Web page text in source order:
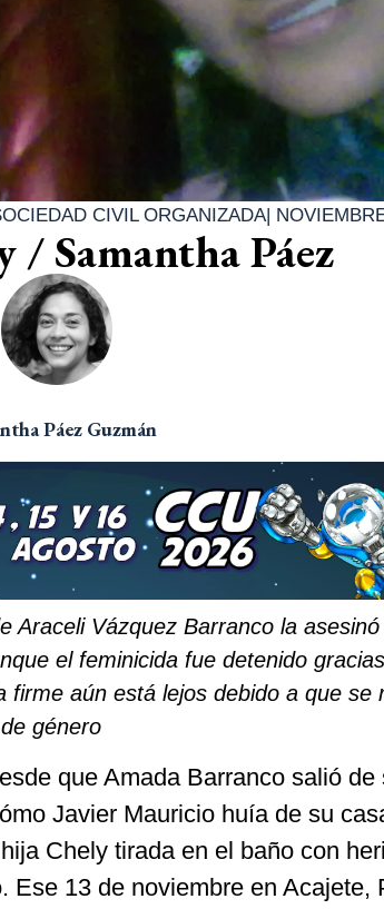
CIVIL ORGANIZADA|
/ Samantha Páez
Páez Guzmán
Araceli Vázquez Barranco la
el feminicida fue detenido
firme aún está lejos debido a que se
género
que Amada Barranco salió de
Javier Mauricio huía de su
Chely tirada en el baño con
Ese 13 de noviembre en Acajete,